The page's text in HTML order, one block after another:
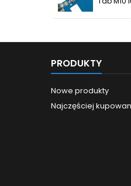
PRODUKTY
Nowe produkty
Najczęściej